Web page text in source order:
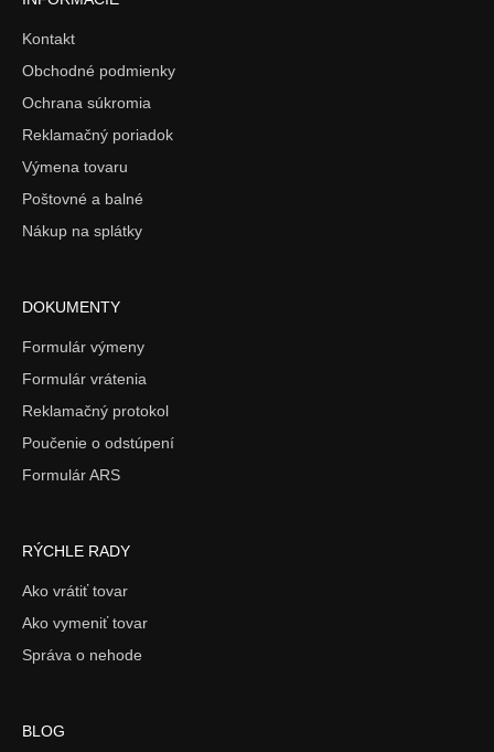
Kontakt
Obchodné podmienky
Ochrana súkromia
Reklamačný poriadok
Výmena tovaru
Poštovné a balné
Nákup na splátky
DOKUMENTY
Formulár výmeny
Formulár vrátenia
Reklamačný protokol
Poučenie o odstúpení
Formulár ARS
RÝCHLE RADY
Ako vrátiť tovar
Ako vymeniť tovar
Správa o nehode
BLOG